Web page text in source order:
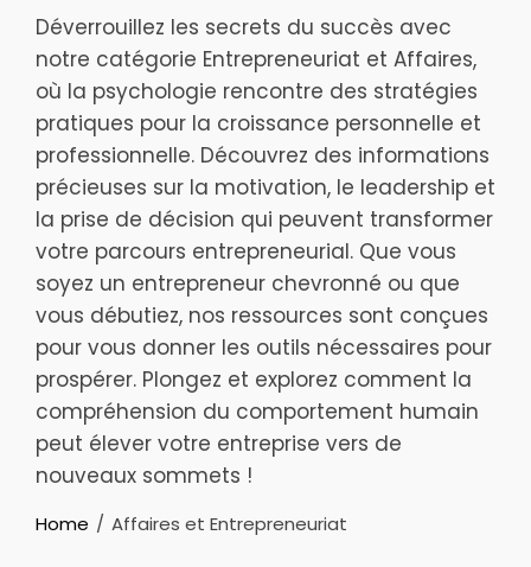
Déverrouillez les secrets du succès avec
notre catégorie Entrepreneuriat et Affaires,
où la psychologie rencontre des stratégies
pratiques pour la croissance personnelle et
professionnelle. Découvrez des informations
précieuses sur la motivation, le leadership et
la prise de décision qui peuvent transformer
votre parcours entrepreneurial. Que vous
soyez un entrepreneur chevronné ou que
vous débutiez, nos ressources sont conçues
pour vous donner les outils nécessaires pour
prospérer. Plongez et explorez comment la
compréhension du comportement humain
peut élever votre entreprise vers de
nouveaux sommets !
Home Affaires et Entrepreneuriat